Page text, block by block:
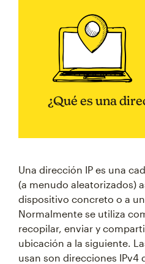
¿Qué es una
Una dirección IP es una
(a menudo aleatorizados)
dispositivo concreto o a
Normalmente se utiliza
recopilar, enviar y
ubicación a la siguiente.
usan son direcciones IPv4